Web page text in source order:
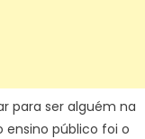
para ser alguém na
ensino público foi o